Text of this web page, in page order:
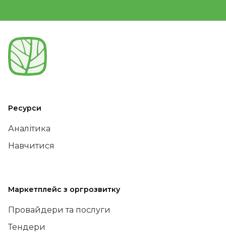
Ресурси
Аналітика
Навчитися
Маркетплейс з оргрозвитку
Провайдери та послуги
Тендери